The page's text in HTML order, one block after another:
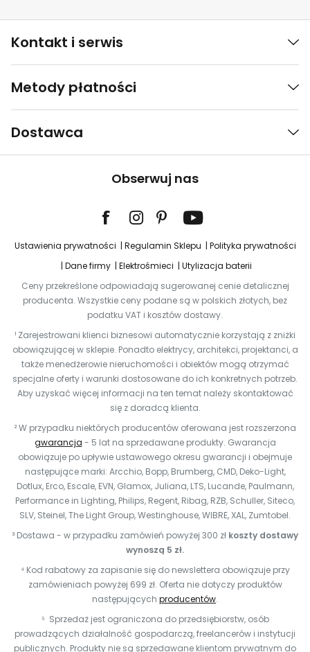
Kontakt i serwis
Metody płatności
Dostawca
Obserwuj nas
Ustawienia prywatności Regulamin Sklepu
Polityka prywatności
Dane firmy
Elektrośmieci
Utylizacja baterii
Ceny przekreślone odpowiadają sugerowanej cenie detalicznej
producenta. Wszystkie ceny podane są w polskich złotych, bez
podatku VAT i kosztów dostawy.
¹ Zarejestrowani klienci biznesowi automatycznie korzystają z zniżki
obowiązującej w sklepie. Ponadto elektrycy, architekci, projektanci, a
także menedżerowie nieruchomości i obiektów mogą otrzymać
specjalne oferty i warunki dostosowane do ich konkretnych potrzeb.
Aby uzyskać więcej informacji na ten temat należy skontaktować
się z doradcą klienta.
² W przypadku niektórych producentów oferowana jest rozszerzona
gwarancja - 5 lat na sprzedawane produkty. Gwarancja
obowiązuje po upływie ustawowego okresu gwarancji i obejmuje
następujące marki: Arcchio, Bopp, Brumberg, CMD, Deko-Light,
Dotlux, Erco, Escale, EVN, Glamox, Juliana, LTS, Lucande, Paulmann,
Performance in Lighting, Philips, Regent, Ribag, RZB, Schuller, Siteco,
SLV, Steinel, The Light Group, Westinghouse, WIBRE, XAL, Zumtobel.
³ Dostawa - w przypadku zamówień powyżej 300 zł koszty dostawy
wynoszą 5 zł.
⁴ Kod rabatowy za zapisanie się do newslettera obowiązuje przy
zamówieniach powyżej 699 zł. Oferta nie dotyczy produktów
następujących producentów.
⁵ Sprzedaż jest ograniczona do przedsiębiorstw, osób
prowadzących działalność gospodarczą, freelancerów i instytucji
publicznych. Produkty nie są sprzedawane klientom prywatnym do